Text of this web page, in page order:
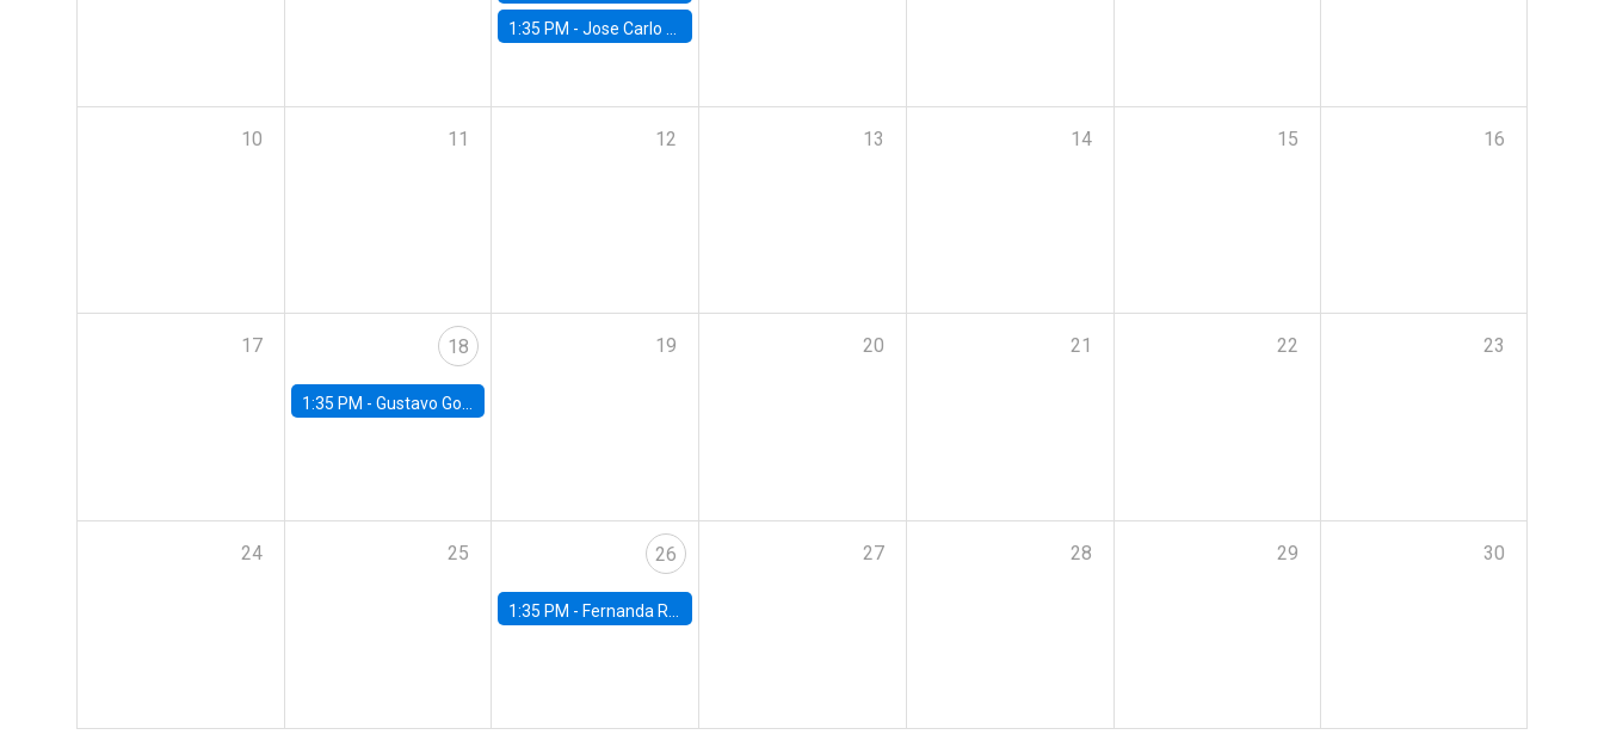
1:35 PM -Jose Carlo Bermudez, UC (ME) & World Bank
10 11 12 13 14 15 16
17 18
1:35 PM - Gustavo González, Banco Central de Chile
19 20 21 22 23
24 25 26
1:35 PM - Fernanda Rojas Ampuero, University of Wisconsin-Madison
27 28 29 30